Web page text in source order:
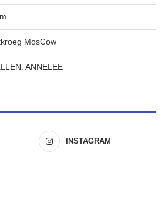
MosCow
ANNELEE
INSTAGRAM